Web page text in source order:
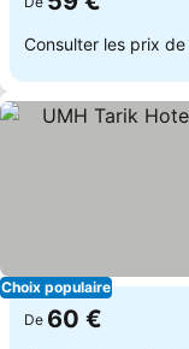
Consulter les prix de
Choix populaire
De 60 €